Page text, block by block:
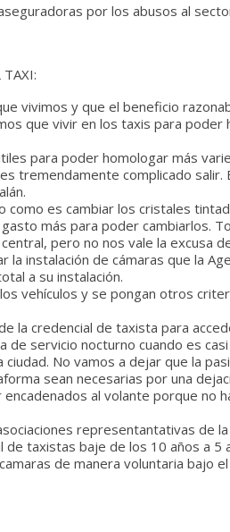
por los abusos al
vivimos y que el beneficio
que vivir en los taxis para poder
para poder homologar más
tremendamente complicado salir.
como es cambiar los cristales
más para poder cambiarlos.
pero no nos vale la excusa
instalación de cámaras que la
a su instalación.
vehículos y se pongan otros
la credencial de taxista para
servicio nocturno cuando es
No vamos a dejar que la
sean necesarias por una
al volante porque no
representantativas de la
de taxistas baje de los 10 años a 5
de manera voluntaria bajo